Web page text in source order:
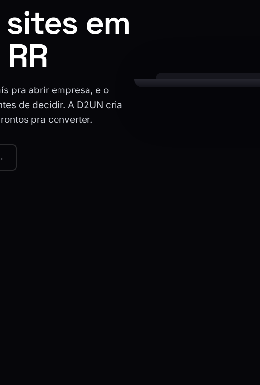
em
pra abrir empresa, e o
de decidir. A D2UN cria
pra converter.